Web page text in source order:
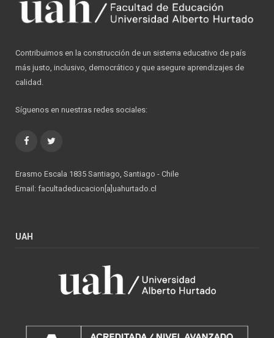
Contribuimos en la construcción de un sistema educativo de país
más justo, inclusivo, democrático y que asegure aprendizajes de
calidad.
Síguenos en nuestras redes sociales:
Facebook
Erasmo Escala 1835 Santiago, Santiago - Chile
Email: facultadeducacion[a]uahurtado.cl
UAH